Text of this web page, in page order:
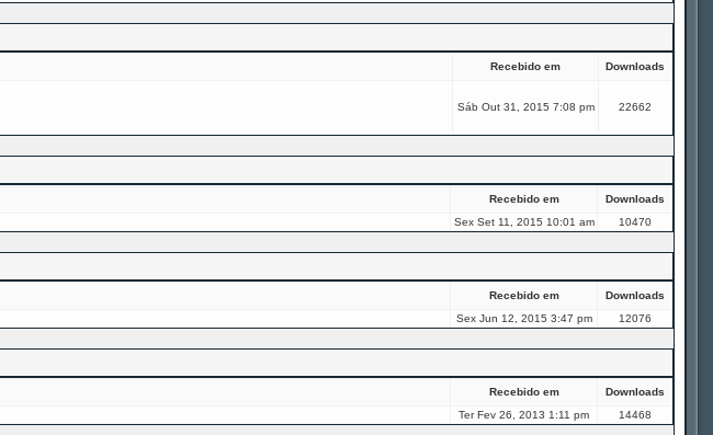
Recebido em
Downloads
Sáb Out 31, 2015 7:08 pm 22662
Recebido em
Downloads
Sex Set 11, 2015 10:01 am 10470
Recebido em
Downloads
Sex Jun 12, 2015 3:47 pm 12076
Recebido em
Downloads
Ter Fev 26, 2013 1:11 pm 14468